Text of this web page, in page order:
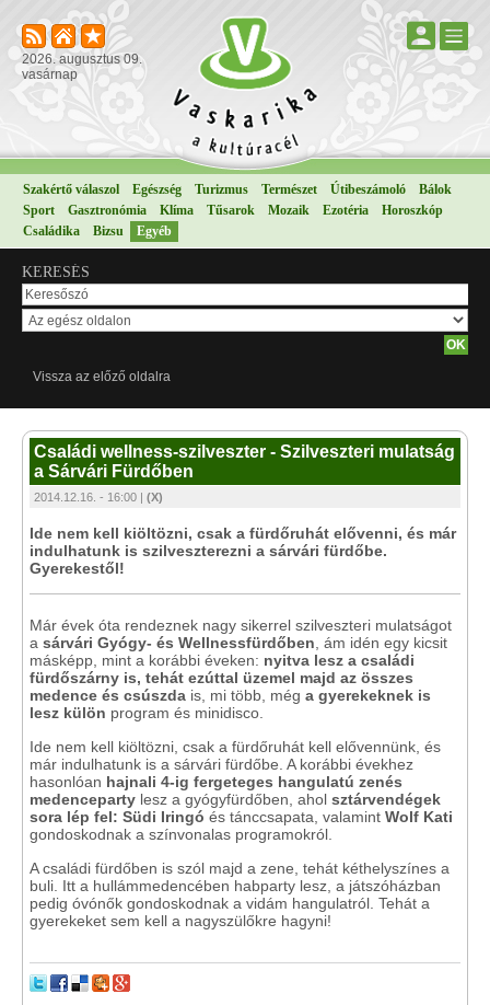
2026. augusztus 09.
vasárnap
Szakértő válaszol Egészség Turizmus Természet Útibeszámoló
Bálok
Sport
Gasztronómia Klíma Tűsarok Mozaik Ezotéria
Horoszkóp
Családika
Bizsu Egyéb
KERESÉS
Vissza az előző oldalra
Családi wellness-szilveszter - Szilveszteri mulatság
a Sárvári Fürdőben
2014.12.16. - 16:00 | (X)
Ide nem kell kiöltözni, csak a fürdőruhát elővenni, és már
indulhatunk is szilveszterezni a sárvári fürdőbe.
Gyerekestől!
Már évek óta rendeznek nagy sikerrel szilveszteri mulatságot
a sárvári Gyógy- és Wellnessfürdőben , ám idén egy kicsit
másképp, mint a korábbi éveken: nyitva lesz a családi
fürdőszárny is, tehát ezúttal üzemel majd az összes
medence és csúszda is, mi több, még a gyerekeknek is
lesz külön program és minidisco.
Ide nem kell kiöltözni, csak a fürdőruhát kell elővennünk, és
már indulhatunk is a sárvári fürdőbe. A korábbi évekhez
hasonlóan hajnali 4-ig fergeteges hangulatú zenés
medenceparty lesz a gyógyfürdőben, ahol sztárvendégek
sora lép fel: Südi Iringó és tánccsapata, valamint Wolf Kati
gondoskodnak a színvonalas programokról.
A családi fürdőben is szól majd a zene, tehát kéthelyszínes a
buli. Itt a hullámmedencében habparty lesz, a játszóházban
pedig óvónők gondoskodnak a vidám hangulatról. Tehát a
gyerekeket sem kell a nagyszülőkre hagyni!